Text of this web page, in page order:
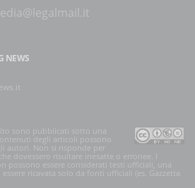
NEWS
sono pubblicati sotto una
degli articoli possono
autori. Non si risponde per
dovessero risultare inesatte o erronee. I
possono essere considerati testi ufficiali, una
ricavata solo da fonti ufficiali (es. Gazzetta